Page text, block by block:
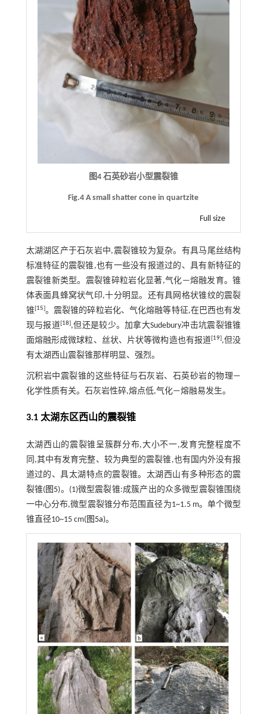
图4 石英砂岩小型震裂锥
Fig.4 A small shatter cone in quartzite
Full size
太湖湖区产于石灰岩中,震裂锥较为复杂。有具马尾丝结构
标准特征的震裂锥,也有一些没有报道过的、具有新特征的
震裂锥新类型。震裂锥碎粒岩化显著,气化—熔融发育。锥
体表面具蜂窝状气印,十分明显。还有具网格状锥纹的震裂
锥[15]。震裂锥的碎粒岩化、气化熔融等特征,在巴西也有发
现与报道[18],但还是较少。加拿大Sudebury冲击坑震裂锥锥
面熔融形成微球粒、丝状、片状等微构造也有报道[19],但没
有太湖西山震裂锥那样明显、强烈。
沉积岩中震裂锥的这些特征与石灰岩、石英砂岩的物理—
化学性质有关。石灰岩性碎,熔点低,气化—熔融易发生。
3.1 太湖东区西山的震裂锥
太湖西山的震裂锥呈簇群分布,大小不一,发育完整程度不
同,其中有发育完整、较为典型的震裂锥,也有国内外没有报
道过的、具太湖特点的震裂锥。太湖西山有多种形态的震
裂锥(图5)。(1)微型震裂锥:成簇产出的众多微型震裂锥围绕
一中心分布,微型震裂锥分布范围直径为1~1.5 m。单个微型
锥直径10~15 cm(图5a)。